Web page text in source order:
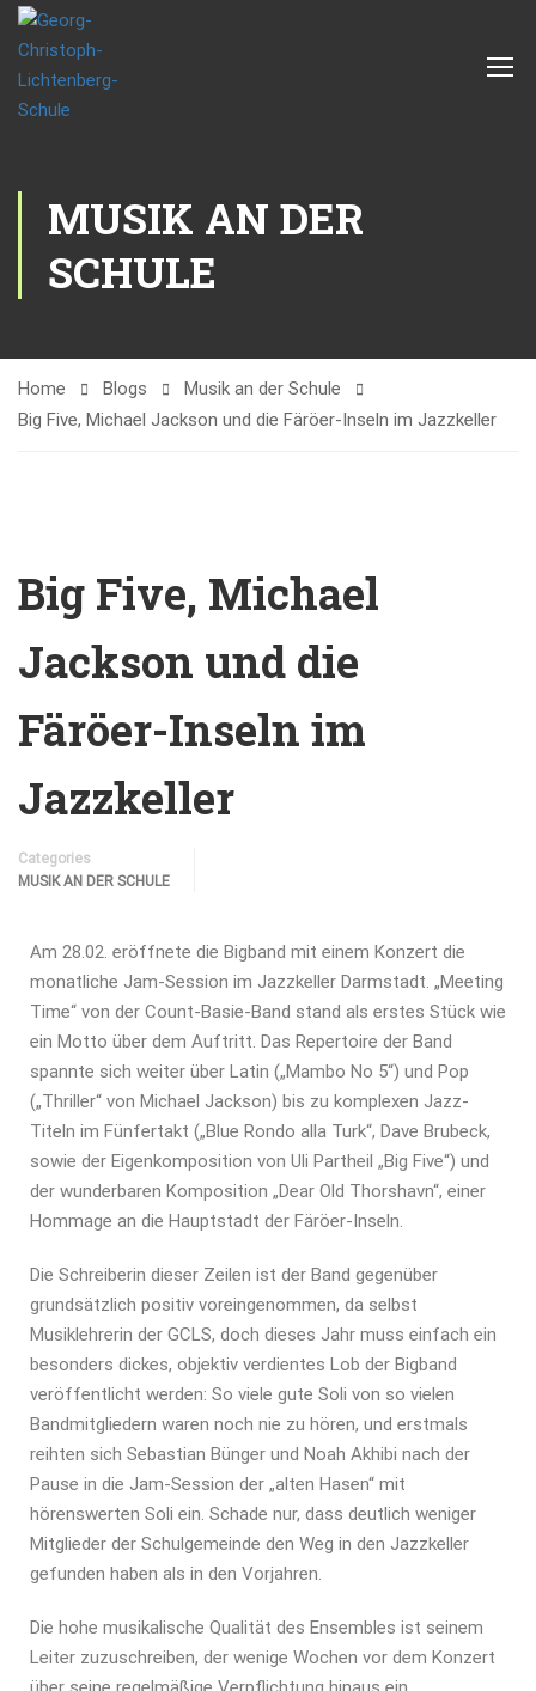
MUSIK AN DER
SCHULE
Home Blogs
Musik an der Schule
Big Five, Michael Jackson und die Färöer-Inseln im Jazzkeller
Big Five, Michael
Jackson und die
Färöer-Inseln im
Jazzkeller
Categories
MUSIK AN DER SCHULE
Am 28.02. eröffnete die Bigband mit einem Konzert die
monatliche Jam-Session im Jazzkeller Darmstadt. „Meeting
Time“ von der Count-Basie-Band stand als erstes Stück wie
ein Motto über dem Auftritt. Das Repertoire der Band
spannte sich weiter über Latin („Mambo No 5“) und Pop
(„Thriller“ von Michael Jackson) bis zu komplexen Jazz-
Titeln im Fünfertakt („Blue Rondo alla Turk“, Dave Brubeck,
sowie der Eigenkomposition von Uli Partheil „Big Five“) und
der wunderbaren Komposition „Dear Old Thorshavn“, einer
Hommage an die Hauptstadt der Färöer-Inseln.
Die Schreiberin dieser Zeilen ist der Band gegenüber
grundsätzlich positiv voreingenommen, da selbst
Musiklehrerin der GCLS, doch dieses Jahr muss einfach ein
besonders dickes, objektiv verdientes Lob der Bigband
veröffentlicht werden: So viele gute Soli von so vielen
Bandmitgliedern waren noch nie zu hören, und erstmals
reihten sich Sebastian Bünger und Noah Akhibi nach der
Pause in die Jam-Session der „alten Hasen“ mit
hörenswerten Soli ein. Schade nur, dass deutlich weniger
Mitglieder der Schulgemeinde den Weg in den Jazzkeller
gefunden haben als in den Vorjahren.
Die hohe musikalische Qualität des Ensembles ist seinem
Leiter zuzuschreiben, der wenige Wochen vor dem Konzert